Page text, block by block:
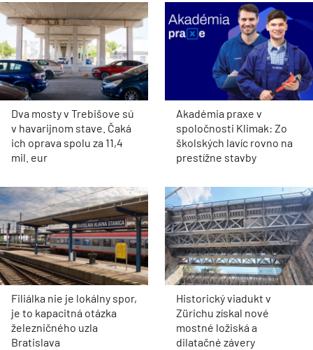
Dva mosty v Trebišove sú
v havarijnom stave. Čaká
ich oprava spolu za 11,4
mil. eur
Akadémia praxe v
spoločnosti Klimak: Zo
školských lavíc rovno na
prestížne stavby
Filiálka nie je lokálny spor,
je to kapacitná otázka
železničného uzla
Bratislava
Historický viadukt v
Zürichu získal nové
mostné ložiská a
dilatačné závery